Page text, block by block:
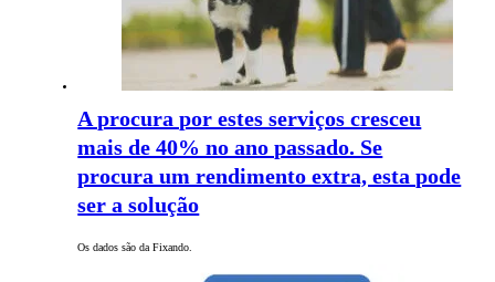
A procura por estes serviços cresceu
mais de 40% no ano passado. Se
procura um rendimento extra, esta pode
ser a solução
Os dados são da Fixando.